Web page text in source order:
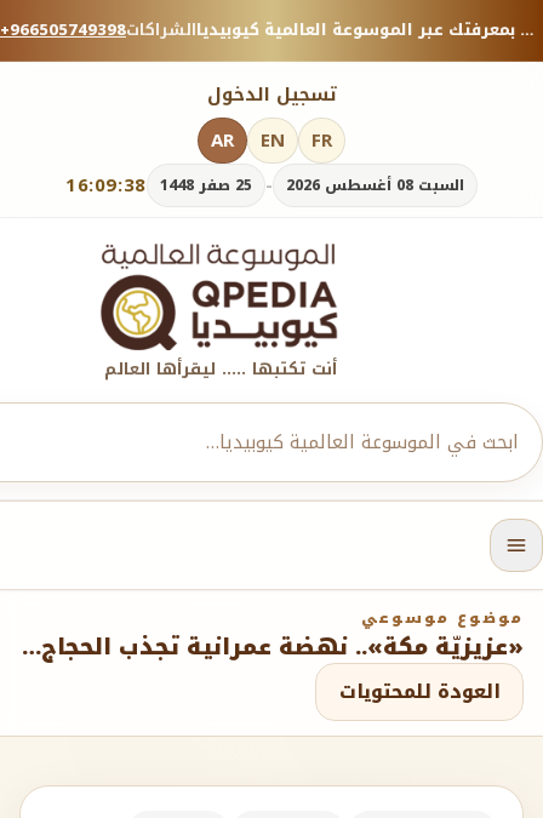
+966505749398الشراكات منصة معرفية موثوقة — شارك بمعرفتك عبر الموسوعة العالمية كيوبيديا.
تسجيل الدخول
16:09:40 السبت 08 أغسطس 2026 - 25 صفر 1448
AR EN FR
أنت تكتبها ..... ليقرأها العالم
موضوع موسوعي
«عزيزيّة مكة».. نهضة عمرانية تجذب الحجاج والمستثمرين
العودة للمحتويات